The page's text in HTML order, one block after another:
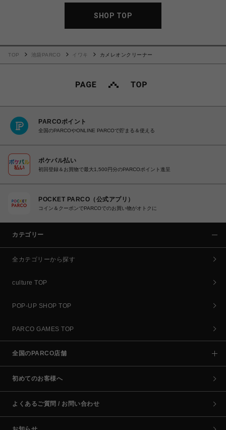
SHOP TOP
TOP 池袋PARCO イワキ カメレオンクリーナー
PARCOポイント
全国のPARCOやONLINE PARCOで貯まる＆使える
ポケパル払い
初回登録＆お買物で最大1,500円分のPARCOポイント進呈
POCKET PARCO（公式アプリ）
コイン＆クーポンでPARCOでのお買い物がオトクに
カテゴリー
全カテゴリーから探す
culture TOP
POP-UP SHOP TOP
PARCO GAMES TOP
全国のPARCO店舗
初めてのお客様へ
よくあるご質問 / お問い合わせ